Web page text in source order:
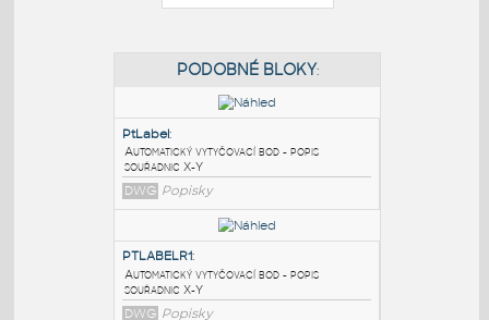
PODOBNÉ BLOKY:
PtLabel: